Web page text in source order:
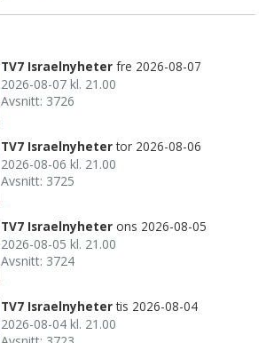
TV7 Israelnyheter fre 2026-08-07
2026-08-07 kl. 21.00
Avsnitt: 3726
TV7 Israelnyheter tor 2026-08-06
2026-08-06 kl. 21.00
Avsnitt: 3725
TV7 Israelnyheter ons 2026-08-05
2026-08-05 kl. 21.00
Avsnitt: 3724
TV7 Israelnyheter tis 2026-08-04
2026-08-04 kl. 21.00